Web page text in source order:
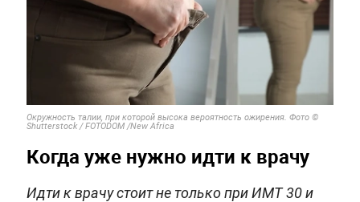
Окружность талии, при которой высока вероятность ожирения. Фото ©
Shutterstock / FOTODOM /New Africa
Когда уже нужно идти к врачу
Идти к врачу стоит не только при ИМТ 30 и